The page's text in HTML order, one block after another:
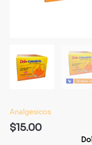
Analgesicos
$15.00